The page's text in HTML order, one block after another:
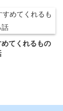
てくれるもの